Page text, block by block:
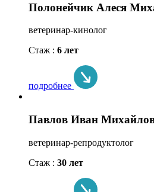
Полонейчик Алеся
ветеринар-кинолог
Стаж : 6 лет
подробнее
Павлов Иван
ветеринар-репродуктолог
Стаж : 30 лет